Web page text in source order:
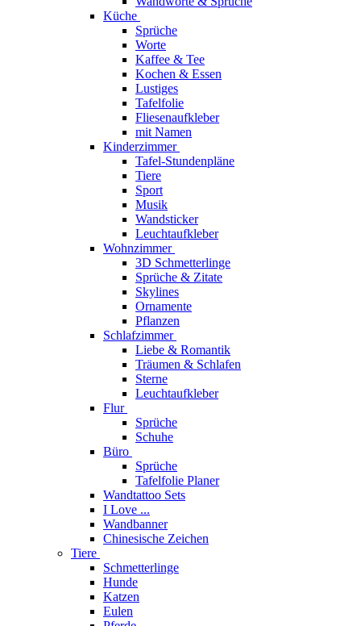
Küche
Sprüche
Worte
Kaffee & Tee
Kochen & Essen
Lustiges
Tafelfolie
Fliesenaufkleber
mit Namen
Kinderzimmer
Tafel-Stundenpläne
Tiere
Sport
Musik
Wandsticker
Leuchtaufkleber
Wohnzimmer
3D Schmetterlinge
Sprüche & Zitate
Skylines
Ornamente
Pflanzen
Schlafzimmer
Liebe & Romantik
Träumen & Schlafen
Sterne
Leuchtaufkleber
Flur
Sprüche
Schuhe
Büro
Sprüche
Tafelfolie Planer
Wandtattoo Sets
I Love ...
Wandbanner
Chinesische Zeichen
Tiere
Schmetterlinge
Hunde
Katzen
Eulen